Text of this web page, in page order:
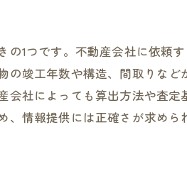
1つです。不動産会社に依頼
の竣工年数や構造、間取りな
社によっても算出方法や査
情報提供には正確さが求め